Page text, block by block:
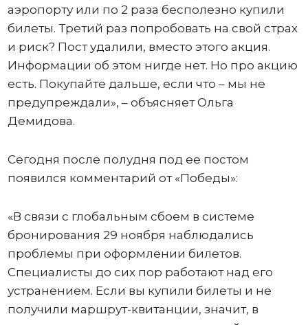
аэропорту или по 2 раза бесполезно купили
билеты. Третий раз попробовать на свой страх
и риск? Пост удалили, вместо этого акция.
Информации об этом нигде нет. Но про акцию
есть. Покупайте дальше, если что – мы не
предупреждали», – объясняет Ольга
Демидова.
Сегодня после полудня под ее постом
появился комментарий от «Победы»:
«В связи с глобальным сбоем в системе
бронирования 29 ноября наблюдались
проблемы при оформлении билетов.
Специалисты до сих пор работают над его
устранением. Если вы купили билеты и не
получили маршрут-квитанции, значит, в